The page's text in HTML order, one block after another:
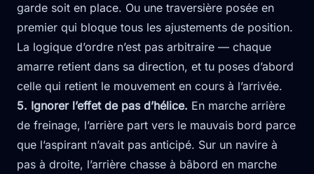
garde soit en place. Ou une traversière posée en
premier qui bloque tous les ajustements de position.
La logique d’ordre n’est pas arbitraire — chaque
amarre retient dans sa direction, et tu poses d’abord
celle qui retient le mouvement en cours à l’arrivée.
5. Ignorer l’effet de pas d’hélice. En marche arrière
de freinage, l’arrière part vers le mauvais bord parce
que l’aspirant n’avait pas anticipé. Sur un navire à
pas à droite, l’arrière chasse à bâbord en marche